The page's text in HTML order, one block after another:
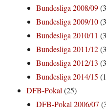
Bundesliga 2008/09
Bundesliga 2009/10
Bundesliga 2010/11
Bundesliga 2011/12
Bundesliga 2012/13
Bundesliga 2014/15
DFB-Pokal(25)
DFB-Pokal 2006/07